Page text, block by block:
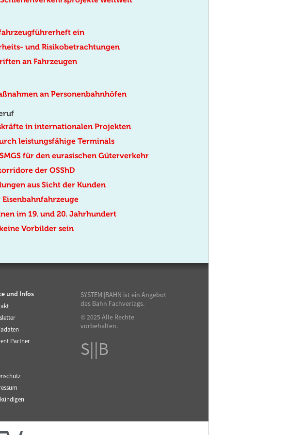
ein
und Risikobetrachtungen
an Fahrzeugen
an Personenbahnhöfen
in internationalen Projekten
leistungsfähige Terminals
für den eurasischen Güterverkehr
der OSShD
aus Sicht der Kunden
im 19. und 20. Jahrhundert
Vorbilder sein
und Infos
Partner
SYSTEM||BAHN ist ein Angebot
des Bahn Fachverlags.
© 2025 Alle Rechte
vorbehalten.
S||B